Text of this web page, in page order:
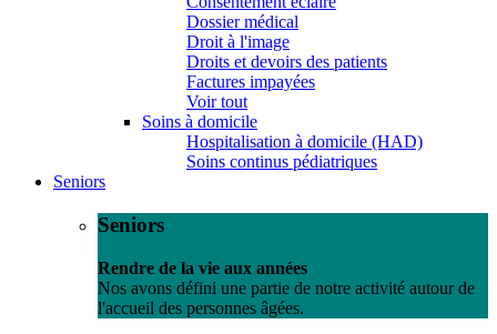
Dossier médical
Droit à l'image
Droits et devoirs des patients
Factures impayées
Voir tout
Soins à domicile
Hospitalisation à domicile (HAD)
Soins continus pédiatriques
Seniors
Seniors
Rendre de la vie aux années
Nos avons défini une partie de notre activité autour de
l'accueil des personnes âgées.